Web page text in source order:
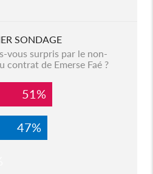
SONDAGE
vous surpris par le non-
contrat de Emerse Faé ?
51%
47%